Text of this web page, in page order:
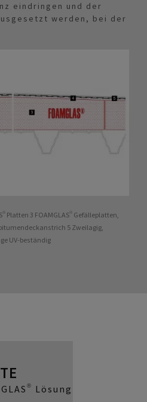
eindringen und der
werden, bei der
Platten 3 FOAMGLAS® Gefälleplatten,
5 Zweilagig,
UV-beständig
Lösung